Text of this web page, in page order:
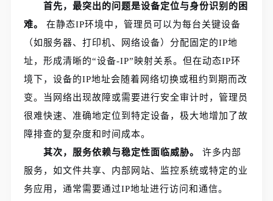
首先，最突出的问题是设备定位与身份识别的困
难。
在静态IP环境中，管理员可以为每台关键设备
（如服务器、打印机、网络设备）分配固定的IP地
址，形成清晰的“设备-IP”映射关系。但在动态IP环
境下，设备的IP地址会随着网络切换或租约到期而改
变。当网络出现故障或需要进行安全审计时，管理员
很难快速、准确地定位到特定设备，极大地增加了故
障排查的复杂度和时间成本。
其次，服务依赖与稳定性面临威胁。
许多内部
服务，如文件共享、内部网站、监控系统或特定的业
务应用，通常需要通过IP地址进行访问和通信。